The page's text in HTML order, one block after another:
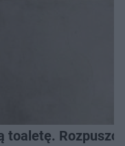
toaletę.